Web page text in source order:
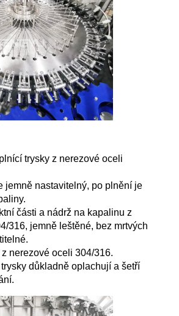
trysky z nerezové oceli
jemně nastavitelný, po plnění je
části a nádrž na kapalinu z
316, jemně leštěné, bez mrtvých
nerezové oceli 304/316.
důkladně oplachují a šetří